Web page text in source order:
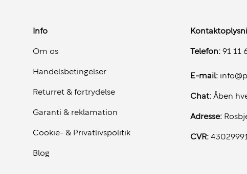
Info
Om os
Handelsbetingelser
Returret & fortrydelse
Garanti & reklamation
Cookie- & Privatlivspolitik
Blog
Telefon:91 11
E-mail:
Chat: Åben
Adresse:
CVR: